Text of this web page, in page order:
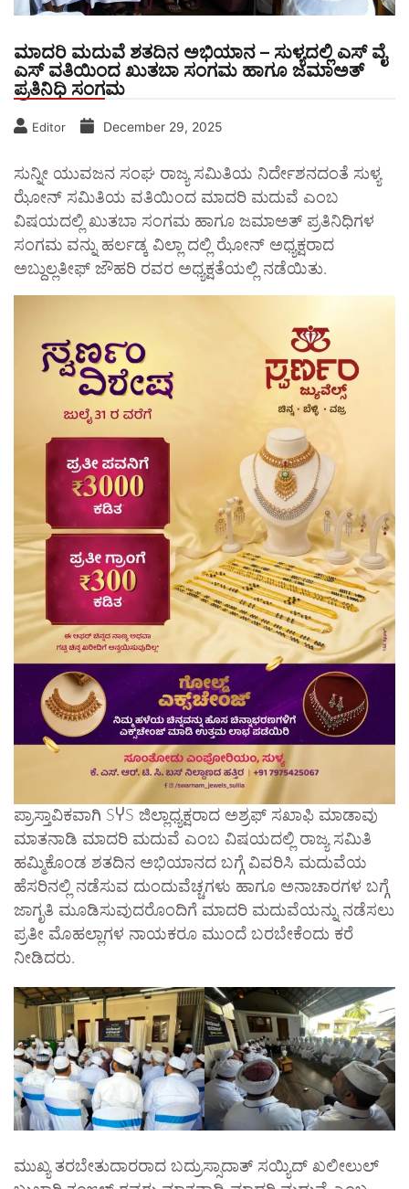
ಮಾದರಿ ಮದುವೆ ಶತದಿನ ಅಭಿಯಾನ – ಸುಳ್ಯದಲ್ಲಿ ಎಸ್ ವೈ
ಎಸ್ ವತಿಯಿಂದ ಖುತಬಾ ಸಂಗಮ ಹಾಗೂ ಜಮಾಅತ್
ಪ್ರತಿನಿಧಿ ಸಂಗಮ
Editor December 29, 2025
ಸುನ್ನೀ ಯುವಜನ ಸಂಘ ರಾಜ್ಯ ಸಮಿತಿಯ ನಿರ್ದೇಶನದಂತೆ ಸುಳ್ಯ
ಝೋನ್ ಸಮಿತಿಯ ವತಿಯಿಂದ ಮಾದರಿ ಮದುವೆ ಎಂಬ
ವಿಷಯದಲ್ಲಿ ಖುತಬಾ ಸಂಗಮ ಹಾಗೂ ಜಮಾಅತ್ ಪ್ರತಿನಿಧಿಗಳ
ಸಂಗಮ ವನ್ನು ಹರ್ಲಡ್ಕ ವಿಲ್ಲಾ ದಲ್ಲಿ ಝೋನ್ ಅಧ್ಯಕ್ಷರಾದ
ಅಬ್ದುಲ್ಲತೀಫ್ ಜೌಹರಿ ರವರ ಅಧ್ಯಕ್ಷತೆಯಲ್ಲಿ ನಡೆಯಿತು.
ಪ್ರಾಸ್ತಾವಿಕವಾಗಿ SჄS ಜಿಲ್ಲಾಧ್ಯಕ್ಷರಾದ ಅಶ್ರಫ್ ಸಖಾಫಿ ಮಾಡಾವು
ಮಾತನಾಡಿ ಮಾದರಿ ಮದುವೆ ಎಂಬ ವಿಷಯದಲ್ಲಿ ರಾಜ್ಯ ಸಮಿತಿ
ಹಮ್ಮಿಕೊಂಡ ಶತದಿನ ಅಭಿಯಾನದ ಬಗ್ಗೆ ವಿವರಿಸಿ ಮದುವೆಯ
ಹೆಸರಿನಲ್ಲಿ ನಡೆಸುವ ದುಂದುವೆಚ್ಚಗಳು ಹಾಗೂ ಅನಾಚಾರಗಳ ಬಗ್ಗೆ
ಜಾಗೃತಿ ಮೂಡಿಸುವುದರೊಂದಿಗೆ ಮಾದರಿ ಮದುವೆಯನ್ನು ನಡೆಸಲು
ಪ್ರತೀ ಮೊಹಲ್ಲಾಗಳ ನಾಯಕರೂ ಮುಂದೆ ಬರಬೇಕೆಂದು ಕರೆ
ನೀಡಿದರು.
ಮುಖ್ಯ ತರಬೇತುದಾರರಾದ ಬದ್ರುಸ್ಸಾದಾತ್ ಸಯ್ಯಿದ್ ಖಲೀಲುಲ್